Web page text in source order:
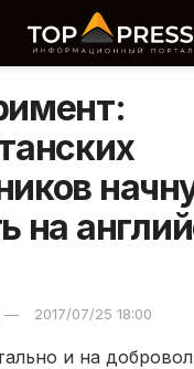
на
2017/07/25 18:00
и на